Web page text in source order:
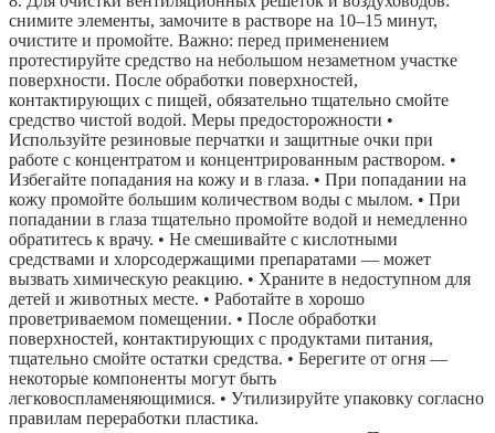
снимите элементы, замочите в растворе на 10–15 минут,
очистите и промойте. Важно: перед применением
протестируйте средство на небольшом незаметном участке
поверхности. После обработки поверхностей,
контактирующих с пищей, обязательно тщательно смойте
средство чистой водой. Меры предосторожности •
Используйте резиновые перчатки и защитные очки при
работе с концентратом и концентрированным раствором. •
Избегайте попадания на кожу и в глаза. • При попадании на
кожу промойте большим количеством воды с мылом. • При
попадании в глаза тщательно промойте водой и немедленно
обратитесь к врачу. • Не смешивайте с кислотными
средствами и хлорсодержащими препаратами — может
вызвать химическую реакцию. • Храните в недоступном для
детей и животных месте. • Работайте в хорошо
проветриваемом помещении. • После обработки
поверхностей, контактирующих с продуктами питания,
тщательно смойте остатки средства. • Берегите от огня —
некоторые компоненты могут быть
легковоспламеняющимися. • Утилизируйте упаковку согласно
правилам переработки пластика.